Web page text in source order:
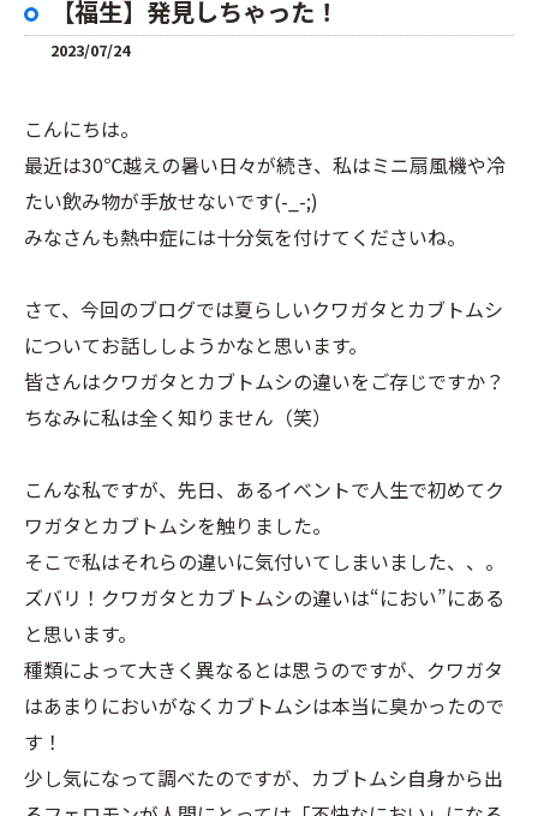
【福生】発見しちゃった！
2023/07/24
こんにちは。
最近は30℃越えの暑い日々が続き、私はミニ扇風機や冷
たい飲み物が手放せないです(-_-;)
みなさんも熱中症には十分気を付けてくださいね。
さて、今回のブログでは夏らしいクワガタとカブトムシ
についてお話ししようかなと思います。
皆さんはクワガタとカブトムシの違いをご存じですか？
ちなみに私は全く知りません（笑）
こんな私ですが、先日、あるイベントで人生で初めてク
ワガタとカブトムシを触りました。
そこで私はそれらの違いに気付いてしまいました、、。
ズバリ！クワガタとカブトムシの違いは“におい”にある
と思います。
種類によって大きく異なるとは思うのですが、クワガタ
はあまりにおいがなくカブトムシは本当に臭かったので
す！
少し気になって調べたのですが、カブトムシ自身から出